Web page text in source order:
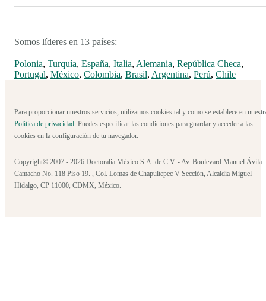
Somos líderes en 13 países:
Polonia, Turquía, España, Italia, Alemania, República Checa,
Portugal, México, Colombia, Brasil, Argentina, Perú, Chile
Para proporcionar nuestros servicios, utilizamos cookies tal y como se establece en
Política de privacidad. Puedes especificar las condiciones para guardar y acceder a las
cookies en la configuración de tu navegador.
Copyright© 2007 - 2026 Doctoralia México S.A. de C.V. - Av. Boulevard Manuel Ávila
Camacho No. 118 Piso 19. , Col. Lomas de Chapultepec V Sección, Alcaldía Miguel
Hidalgo, CP 11000, CDMX, México.